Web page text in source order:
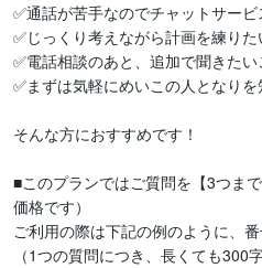
✅通話が苦手なのでチャットサー
✅じっくり考えながら計画を練りた
✅電話相談のあと、追加で聞きた
✅まずは気軽にめいこの人となりを
そんな方におすすめです！
■このプランではご質問を【3つま
価格です）
ご利用の際は下記の例のように、
（1つの質問につき、長くても300